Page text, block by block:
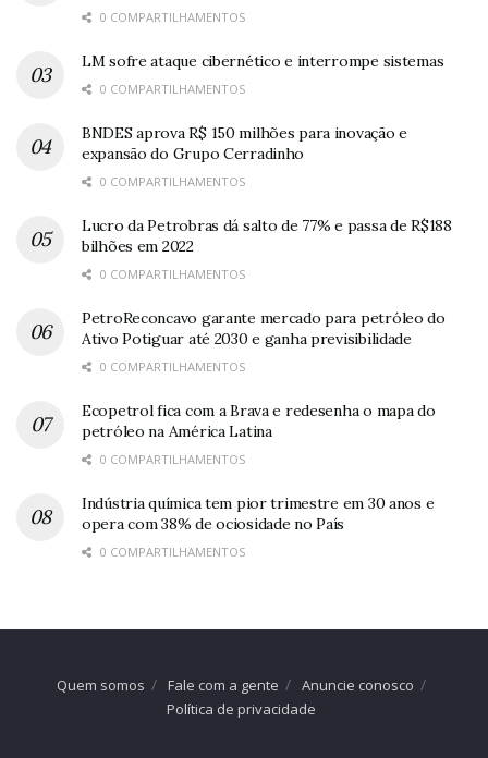
0 COMPARTILHAMENTOS
LM sofre ataque cibernético e interrompe sistemas
0 COMPARTILHAMENTOS
BNDES aprova R$ 150 milhões para inovação e
expansão do Grupo Cerradinho
0 COMPARTILHAMENTOS
Lucro da Petrobras dá salto de 77% e passa de R$188
bilhões em 2022
0 COMPARTILHAMENTOS
PetroReconcavo garante mercado para petróleo do
Ativo Potiguar até 2030 e ganha previsibilidade
0 COMPARTILHAMENTOS
Ecopetrol fica com a Brava e redesenha o mapa do
petróleo na América Latina
0 COMPARTILHAMENTOS
Indústria química tem pior trimestre em 30 anos e
opera com 38% de ociosidade no País
0 COMPARTILHAMENTOS
Quem somos Fale com a gente
Anuncie conosco
Política de privacidade